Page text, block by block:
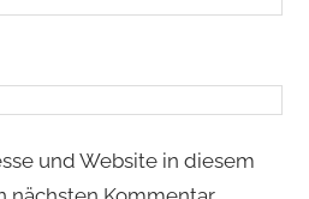
und Website in diesem